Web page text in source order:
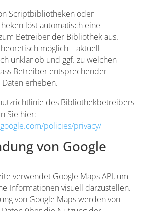
Scriptbibliotheken oder
löst automatisch eine
Betreiber der Bibliothek aus.
möglich – aktuell
unklar ob und ggf. zu welchen
Betreiber entsprechender
erheben.
des Bibliothekbetreibers
Sie hier:
policies/privacy/
von Google
verwendet Google Maps API, um
Informationen visuell darzustellen.
von Google Maps werden von